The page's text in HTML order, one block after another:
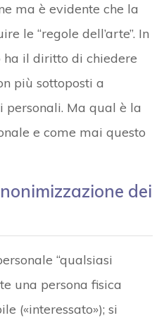
ma è evidente che la
le “regole dell’arte”. In
ha il diritto di chiedere
più sottoposti a
Ma qual è la
e come mai questo
dei
“qualsiasi
una persona fisica
(«interessato»); si